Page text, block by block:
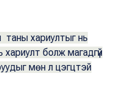
таны хариултыг нь
болж магадгүй
мөн л цэгцтэй